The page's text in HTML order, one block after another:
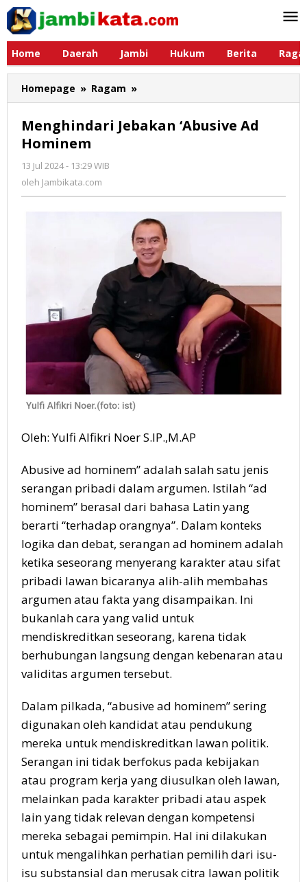
Lewati
konten
Home
Daerah Jambi Hukum Berita
Homepage » Ragam »
Jebakan
‘Abusive
Ad
Menghindari Jebakan ‘Abusive Ad
Hominem
13 Jul 2024 - 13:29 WIB
oleh Jambikata.com
Oleh: Yulfi Alfikri Noer S.IP.,M.AP
Abusive ad hominem” adalah salah satu jenis
serangan pribadi dalam argumen. Istilah “ad
hominem” berasal dari bahasa Latin yang
berarti “terhadap orangnya”. Dalam konteks
logika dan debat, serangan ad hominem adalah
ketika seseorang menyerang karakter atau sifat
pribadi lawan bicaranya alih-alih membahas
argumen atau fakta yang disampaikan. Ini
bukanlah cara yang valid untuk
mendiskreditkan seseorang, karena tidak
berhubungan langsung dengan kebenaran atau
validitas argumen tersebut.
Dalam pilkada, “abusive ad hominem” sering
digunakan oleh kandidat atau pendukung
mereka untuk mendiskreditkan lawan politik.
Serangan ini tidak berfokus pada kebijakan
atau program kerja yang diusulkan oleh lawan,
melainkan pada karakter pribadi atau aspek
lain yang tidak relevan dengan kompetensi
mereka sebagai pemimpin. Hal ini dilakukan
untuk mengalihkan perhatian pemilih dari isu-
isu substansial dan merusak citra lawan politik